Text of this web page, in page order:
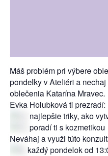
Máš problém pri výbere
pondelky v Ateliéri a
oblečenia Katarína Mravec.
Evka Holubková ti prezradí:
najlepšie triky, ako
poradí ti s kozmetikou
Neváhaj a využi túto
každý pondelok od